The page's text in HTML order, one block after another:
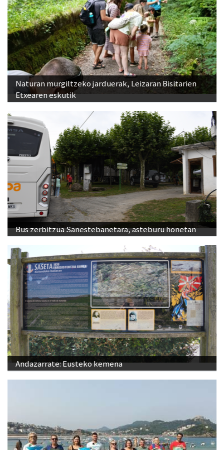
Naturan murgiltzeko jarduerak, Leizaran Bisitarien
Etxearen eskutik
Bus zerbitzua Sanestebanetara, asteburu honetan
Andazarrate: Eusteko kemena